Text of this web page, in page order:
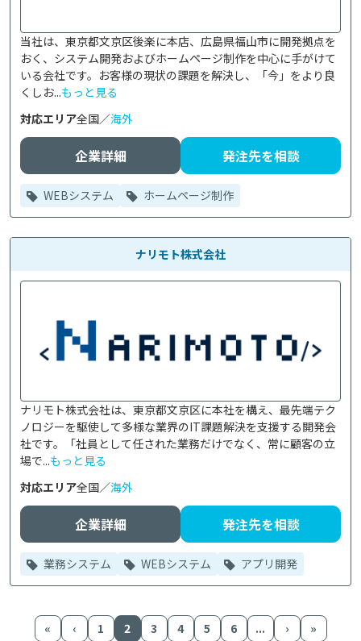
当社は、東京都文京区後楽に本店、広島県福山市に開発拠点を
おく、システム開発およびホームページ制作を中心に手がけて
いる会社です。お客様の現状の課題を解決し、「今」をより良
くしお...もっと見る
対応エリア全国／海外
企業詳細 発注先を相談
WEBシステム ホームページ制作
ナリモト株式会社
ナリモト株式会社は、東京都文京区に本社を構え、最先端テク
ノロジーを駆使して多様な業界のIT課題解決を支援する開発会
社です。「社員として任された業務だけでなく、常に顧客の立
場で...もっと見る
対応エリア全国／海外
企業詳細 発注先を相談
業務システム WEBシステム アプリ開発
« ‹ 1 2 3 4 5 6 ... › »